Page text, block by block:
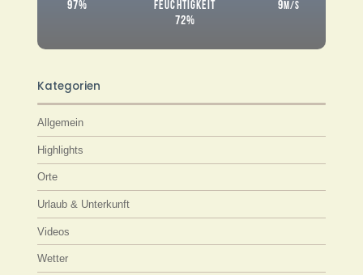
97% FEUCHTIGKEIT
72%
9M/S
Kategorien
Allgemein
Highlights
Orte
Urlaub & Unterkunft
Videos
Wetter